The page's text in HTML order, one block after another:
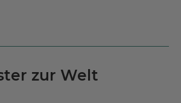
zur Welt